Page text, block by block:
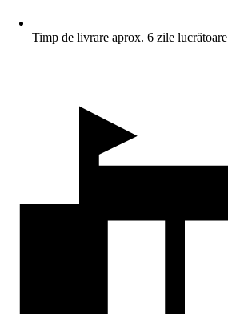
Timp de livrare aprox. 6 zile lucrătoare